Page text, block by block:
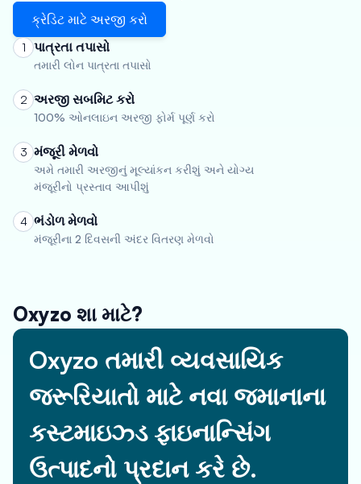
ક્રેડિટ માટે અરજી કરો
1 પાત્રતા તપાસો
તમારી લોન પાત્રતા તપાસો
2 અરજી સબમિટ કરો
100% ઓનલાઇન અરજી ફોર્મ પૂર્ણ કરો
3 મંજૂરી મેળવો
અમે તમારી અરજીનું મૂલ્યાંકન કરીશું અને યોગ્ય
મંજૂરીનો પ્રસ્તાવ આપીશું
4 ભંડોળ મેળવો
મંજૂરીના 2 દિવસની અંદર વિતરણ મેળવો
Oxyzo શા માટે?
Oxyzo તમારી વ્યવસાયિક
જરૂરિયાતો માટે નવા જમાનાના
કસ્ટમાઇઝ્ડ ફાઇનાન્સિંગ
ઉત્પાદનો પ્રદાન કરે છે.